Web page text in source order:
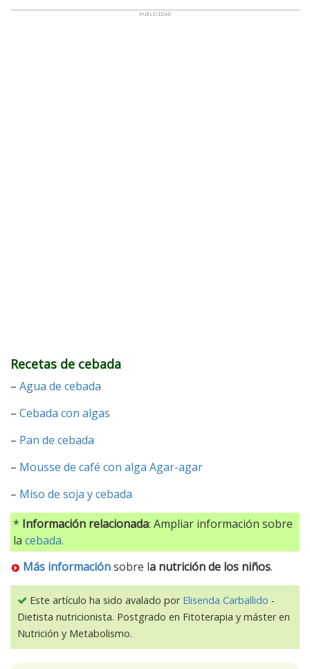
Recetas de cebada
– Agua de cebada
– Cebada con algas
– Pan de cebada
– Mousse de café con alga Agar-agar
– Miso de soja y cebada
* Información relacionada: Ampliar información sobre
la cebada.
Más informaciónsobre la nutrición de los niños.
Este artículo ha sido avalado por Elisenda Carballido -
Dietista nutricionista. Postgrado en Fitoterapia y máster en
Nutrición y Metabolismo.